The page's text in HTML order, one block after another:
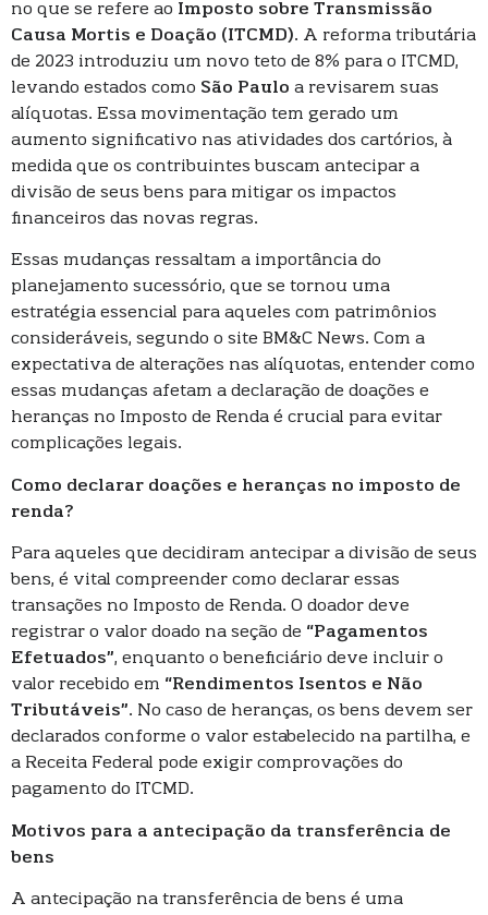
no que se refere ao Imposto sobre Transmissão
Causa Mortis e Doação (ITCMD). A reforma tributária
de 2023 introduziu um novo teto de 8% para o ITCMD,
levando estados como São Paulo a revisarem suas
alíquotas. Essa movimentação tem gerado um
aumento significativo nas atividades dos cartórios, à
medida que os contribuintes buscam antecipar a
divisão de seus bens para mitigar os impactos
financeiros das novas regras.
Essas mudanças ressaltam a importância do
planejamento sucessório, que se tornou uma
estratégia essencial para aqueles com patrimônios
consideráveis, segundo o site BM&C News. Com a
expectativa de alterações nas alíquotas, entender como
essas mudanças afetam a declaração de doações e
heranças no Imposto de Renda é crucial para evitar
complicações legais.
Como declarar doações e heranças no imposto de
renda?
Para aqueles que decidiram antecipar a divisão de seus
bens, é vital compreender como declarar essas
transações no Imposto de Renda. O doador deve
registrar o valor doado na seção de “Pagamentos
Efetuados”, enquanto o beneficiário deve incluir o
valor recebido em “Rendimentos Isentos e Não
Tributáveis”. No caso de heranças, os bens devem ser
declarados conforme o valor estabelecido na partilha, e
a Receita Federal pode exigir comprovações do
pagamento do ITCMD.
Motivos para a antecipação da transferência de
bens
A antecipação na transferência de bens é uma